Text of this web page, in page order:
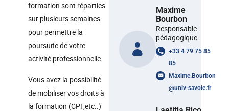
formation sont réparties
sur plusieurs semaines
pour permettre la
poursuite de votre
activité professionnelle.
Vous avez la possibilité
de mobiliser vos droits à
la formation (CPF,etc..)
Maxime
Bourbon
Responsable
pédagogique
+33 4 79 75 85
85
Maxime.Bourbon
@univ-savoie.fr